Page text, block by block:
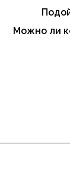
Можно ли
цвета, но
лампы —